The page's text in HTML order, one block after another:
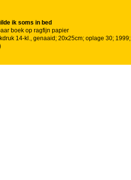
ik soms in bed
boek op ragfijn papier
14-kl., genaaid; 20x25cm; oplage 30; 1999;